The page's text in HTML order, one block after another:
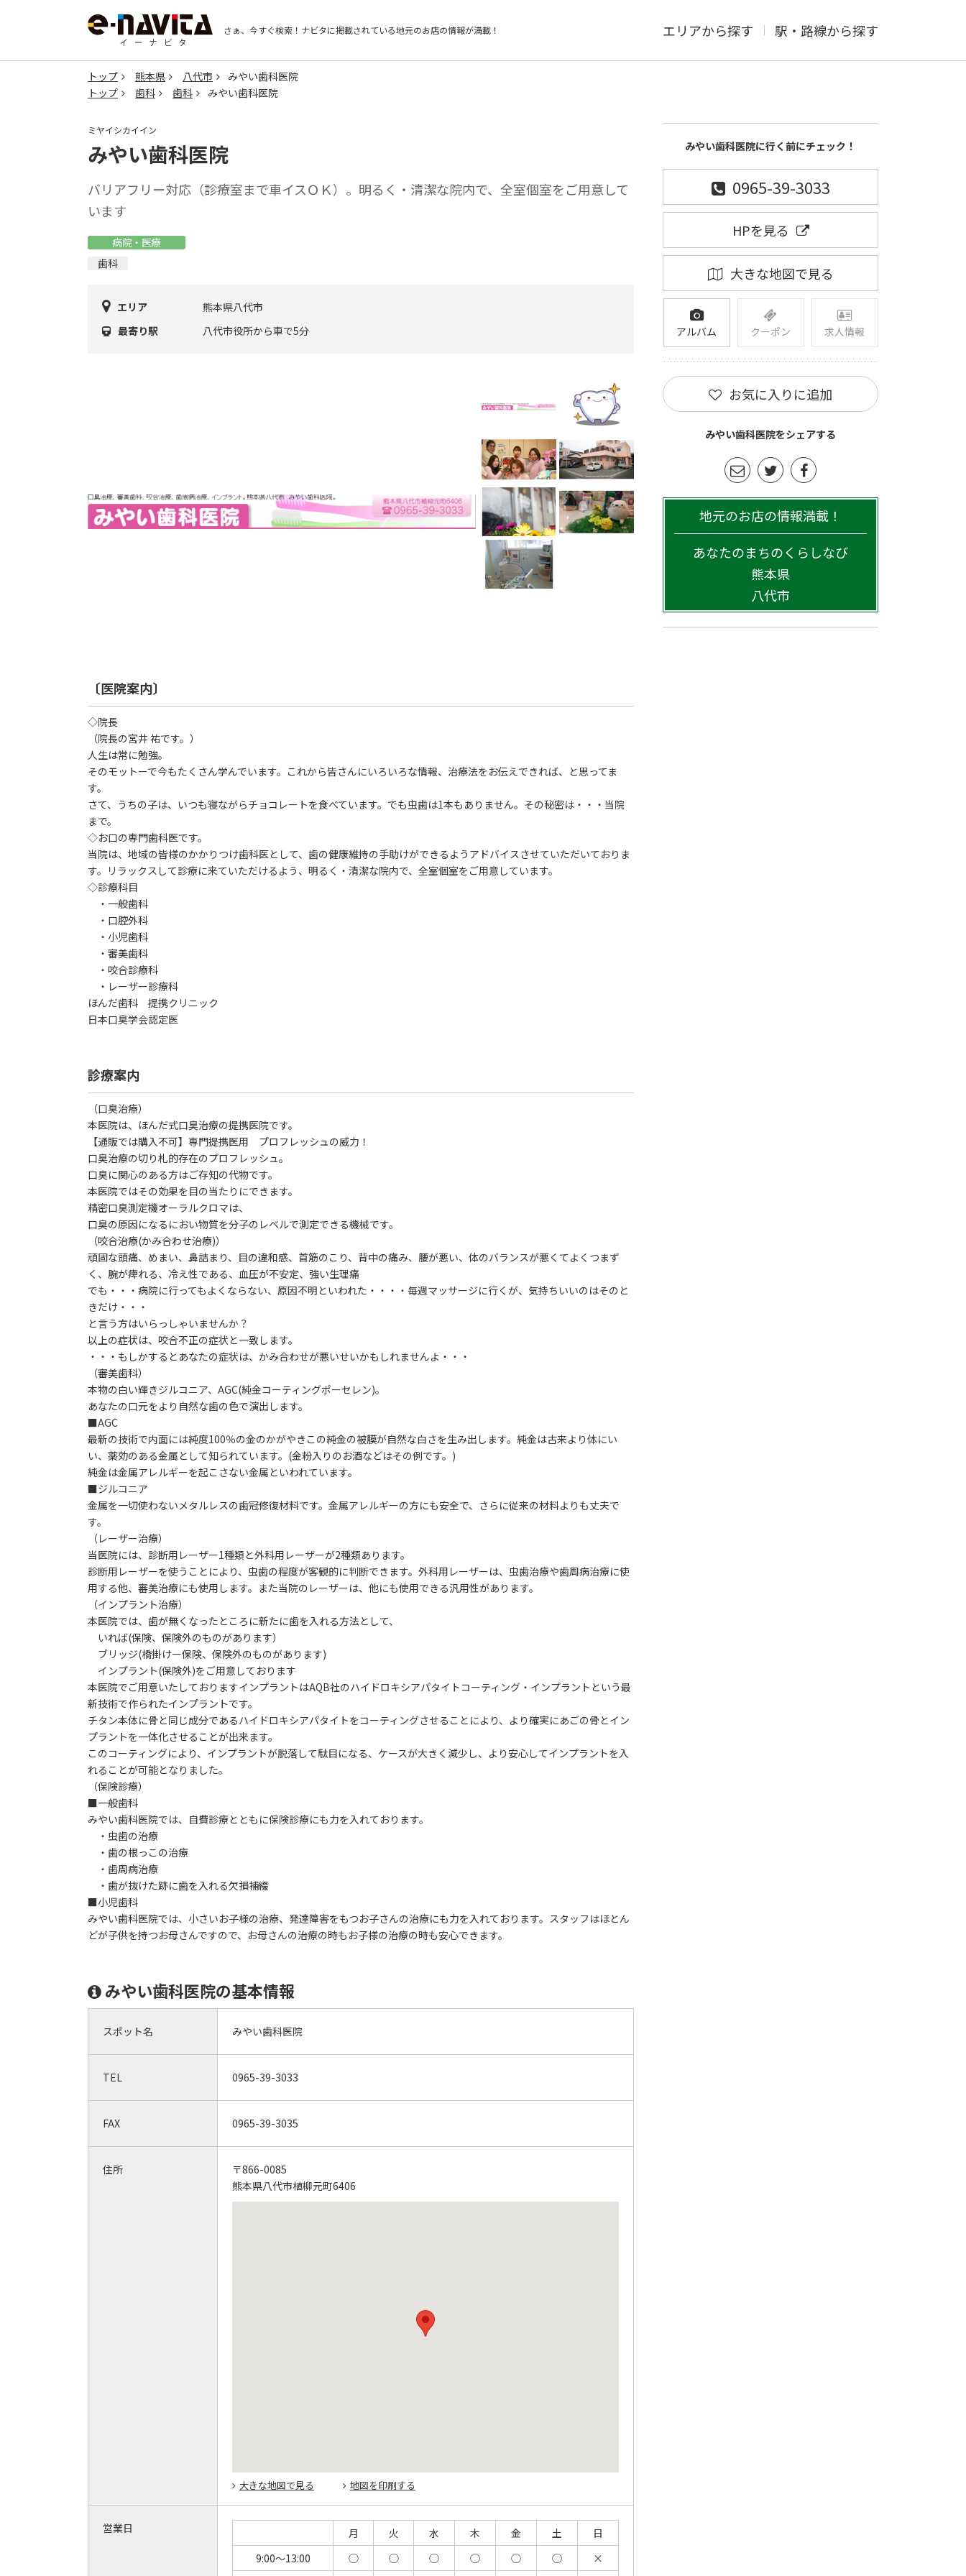
さぁ、今すぐ検索！ ナビタに掲載されている地元のお店の情報が満載！ エリアから探す 駅・路線から探す
トップ 熊本県 八代市
みやい歯科医院
トップ
歯科 歯科 みやい歯科医院
ミヤイシカイイン
みやい歯科医院
バリアフリー対応（診療室まで車イスＯＫ）。明るく・清潔な院内で、全室個室をご用意して
います
病院・医療
歯科
エリア
熊本県八代市
最寄り駅
八代市役所から車で5分
〔医院案内〕
◇院長
（院長の宮井 祐です。）
人生は常に勉強。
そのモットーで今もたくさん学んでいます。これから皆さんにいろいろな情報、治療法をお伝えできれば、と思ってま
す。
さて、うちの子は、いつも寝ながらチョコレートを食べています。でも虫歯は1本もありません。その秘密は・・・当院
まで。
◇お口の専門歯科医です。
当院は、地域の皆様のかかりつけ歯科医として、歯の健康維持の手助けができるようアドバイスさせていただいておりま
す。リラックスして診療に来ていただけるよう、明るく・清潔な院内で、全室個室をご用意しています。
◇診療科目
・一般歯科
・口腔外科
・小児歯科
・審美歯科
・咬合診療科
・レーザー診療科
ほんだ歯科 提携クリニック
日本口臭学会認定医
診療案内
（口臭治療）
本医院は、ほんだ式口臭治療の提携医院です。
【通販では購入不可】専門提携医用 プロフレッシュの威力！
口臭治療の切り札的存在のプロフレッシュ。
口臭に関心のある方はご存知の代物です。
本医院ではその効果を目の当たりにできます。
精密口臭測定機オーラルクロマは、
口臭の原因になるにおい物質を分子のレベルで測定できる機械です。
（咬合治療(かみ合わせ治療)）
頑固な頭痛、めまい、鼻詰まり、目の違和感、首筋のこり、背中の痛み、腰が悪い、体のバランスが悪くてよくつまず
く、腕が痺れる、冷え性である、血圧が不安定、強い生理痛
でも・・・病院に行ってもよくならない、原因不明といわれた・・・・毎週マッサージに行くが、気持ちいいのはそのと
きだけ・・・
と言う方はいらっしゃいませんか？
以上の症状は、咬合不正の症状と一致します。
・・・もしかするとあなたの症状は、かみ合わせが悪いせいかもしれませんよ・・・
（審美歯科）
本物の白い輝きジルコニア、AGC(純金コーティングポーセレン)。
あなたの口元をより自然な歯の色で演出します。
■AGC
最新の技術で内面には純度100％の金のかがやきこの純金の被膜が自然な白さを生み出します。純金は古来より体にい
い、薬効のある金属として知られています。(金粉入りのお酒などはその例です。)
純金は金属アレルギーを起こさない金属といわれています。
■ジルコニア
金属を一切使わないメタルレスの歯冠修復材料です。金属アレルギーの方にも安全で、さらに従来の材料よりも丈夫で
す。
（レーザー治療）
当医院には、診断用レーザー1種類と外科用レーザーが2種類あります。
診断用レーザーを使うことにより、虫歯の程度が客観的に判断できます。外科用レーザーは、虫歯治療や歯周病治療に使
用する他、審美治療にも使用します。また当院のレーザーは、他にも使用できる汎用性があります。
（インプラント治療）
本医院では、歯が無くなったところに新たに歯を入れる方法として、
いれば(保険、保険外のものがあります）
ブリッジ(橋掛けー保険、保険外のものがあります)
インプラント(保険外)をご用意しております
本医院でご用意いたしておりますインプラントはAQB社のハイドロキシアパタイトコーティング・インプラントという最
新技術で作られたインプラントです。
チタン本体に骨と同じ成分であるハイドロキシアパタイトをコーティングさせることにより、より確実にあごの骨とイン
プラントを一体化させることが出来ます。
このコーティングにより、インプラントが脱落して駄目になる、ケースが大きく減少し、より安心してインプラントを入
れることが可能となりました。
（保険診療）
■一般歯科
みやい歯科医院では、自費診療とともに保険診療にも力を入れております。
・虫歯の治療
・歯の根っこの治療
・歯周病治療
・歯が抜けた跡に歯を入れる欠損補綴
■小児歯科
みやい歯科医院では、小さいお子様の治療、発達障害をもつお子さんの治療にも力を入れております。スタッフはほとん
どが子供を持つお母さんですので、お母さんの治療の時もお子様の治療の時も安心できます。
みやい歯科医院の基本情報
スポット名 みやい歯科医院
TEL 0965-39-3033
FAX 0965-39-3035
住所
〒866-0085
熊本県八代市植柳元町6406
大きな地図で見る 地図を印刷する
営業日 月 火 水 木 金 土
日
9:00～13:00
◯ ◯ ◯ ◯ ◯ ◯ ×
みやい歯科医院に行く前にチェック！
0965-39-3033
HPを見る
大きな地図で見る
アルバム クーポン 求人情報
お気に入りに追加
みやい歯科医院をシェアする
地元のお店の情報満載！
あなたのまちのくらしなび
熊本県
八代市